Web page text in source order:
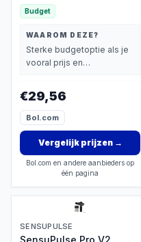
Budget
WAAROM DEZE?
Sterke budgetoptie als je
vooral prijs en
€29,56
Bol.com
Vergelijk prijzen→
Bol.com en andere aanbieders op
één pagina
SENSUPULSE
SensuPulse Pro V2